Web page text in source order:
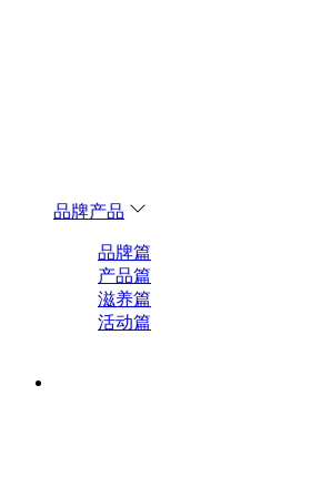
品牌产品
品牌篇
产品篇
滋养篇
活动篇